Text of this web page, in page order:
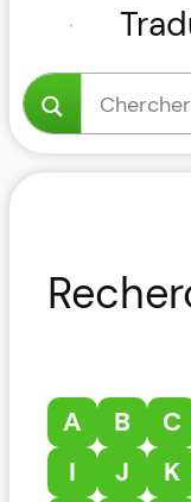
A B C
I
J K